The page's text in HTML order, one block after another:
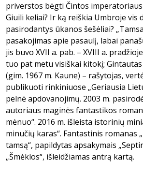
priverstos bėgti Čintos
Giuili keliai? Ir ką reiškia Umbroje vis
pasirodantys ūkanos šešėliai?
pasakojimas apie pasaulį, labai
jis buvo XVII a. pab. – XVIII a.
tuo pat metu visiškai kitokį;
(gim. 1967 m. Kaune) – rašytojas,
publikuoti rinkiniuose „Geriausia
pelnė apdovanojimų. 2003 m.
autoriaus maginės fantastikos
mėnuo“. 2016 m. išleista istorinių
minučių karas“. Fantastinis romanas
tamsą“, papildytas apsakymais
„Šmėklos“, išleidžiamas antrą kartą.